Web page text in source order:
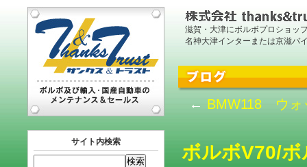
滋賀・大津にボルボプロショッ
名神大津インターまたは京滋バ
サイト内検索
← BMW118 ウォ
ボルボV70/